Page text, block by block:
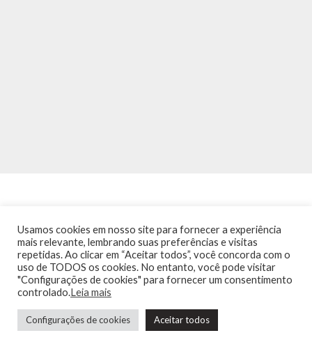
INÍCIO NOTÍCIAS AGENDA CONTATO
TRÂNSITO NA PONTE
TERMOS DE USO / POLÍTICA DE PRIVACIDADE
Guia de Niterói Informática LTDA Todos os Direitos Reservados
Usamos cookies em nosso site para fornecer a experiência
mais relevante, lembrando suas preferências e visitas
repetidas. Ao clicar em “Aceitar todos”, você concorda com o
uso de TODOS os cookies. No entanto, você pode visitar
"Configurações de cookies" para fornecer um consentimento
controlado.Leia mais
Configurações de cookies Aceitar todos